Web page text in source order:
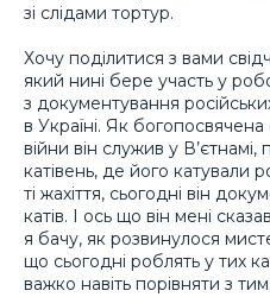
зі слідами тортур.
Хочу поділитися з вами
який нині бере участь у
з документування
в Україні. Як
війни він служив у
катівень, де його катували
ті жахіття, сьогодні він
катів. І ось що він мені
я бачу, як розвинулося
що сьогодні роблять у тих
важко навіть порівняти з